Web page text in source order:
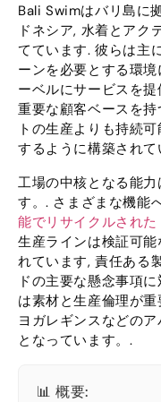
Bali Swimはバリ島に
ドネシア, 水着とアク
てています. 彼らは主
ーンを必要とする環
ーベルにサービスを
重要な顧客ベースを
トの生産よりも持続
するように構築されて
工場の中核となる能
す。. さまざまな機能
能でリサイクルされた
生産ラインは検証可
れています, 責任ある
ドの主要な懸念事項
は素材と生産倫理が
ヨガレギンスなどの
となっています。.
📊 概要: